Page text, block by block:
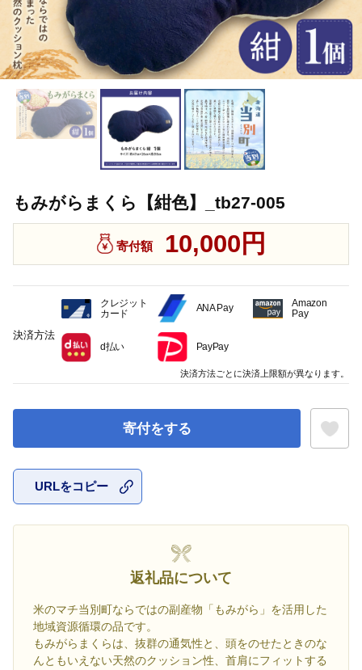
もみがらまくら【紺色】_tb27-005
寄付額 10,000円
寄付をする
URLをコピー
返礼品について
米のマチ当別町ならではの副産物「もみがら」を活用した
地域資源循環の品です。
もみがらまくらは、抜群の通気性と、頭をのせたときのな
んともいえない天然のクッション性、首肩にフィットする
決済方法
クレジット
カード
ANA Pay
Amazon
Pay
d払い PayPay
決済方法ごとに決済上限額が異なります。